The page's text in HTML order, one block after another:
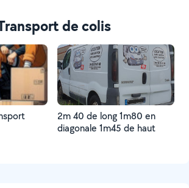
de colis
2m 40 de long 1m80 en
diagonale 1m45 de haut